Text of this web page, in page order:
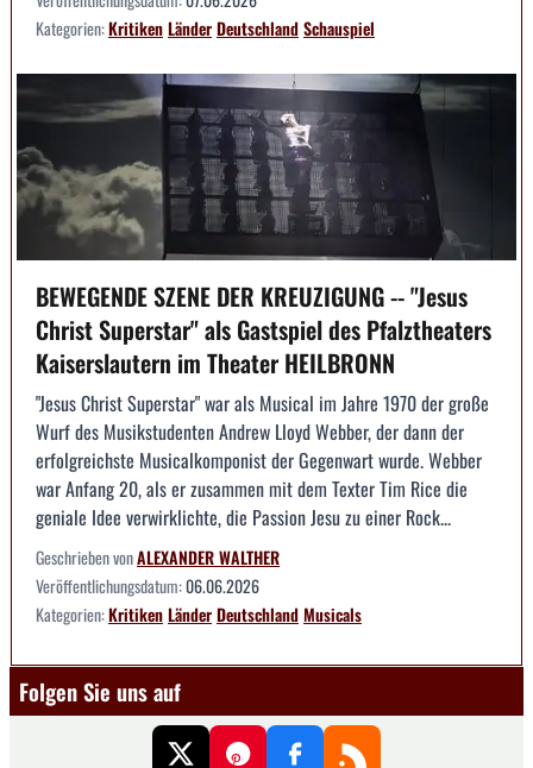
Kategorien:KritikenLänderDeutschlandSchauspiel
BEWEGENDE SZENE DER KREUZIGUNG -- "Jesus
Christ Superstar" als Gastspiel des Pfalztheaters
Kaiserslautern im Theater HEILBRONN
"Jesus Christ Superstar" war als Musical im Jahre 1970 der große
Wurf des Musikstudenten Andrew Lloyd Webber, der dann der
erfolgreichste Musicalkomponist der Gegenwart wurde. Webber
war Anfang 20, als er zusammen mit dem Texter Tim Rice die
geniale Idee verwirklichte, die Passion Jesu zu einer Rock...
Geschrieben vonALEXANDER WALTHER
Veröffentlichungsdatum:06.06.2026
Kategorien:KritikenLänderDeutschlandMusicals
Folgen Sie uns auf